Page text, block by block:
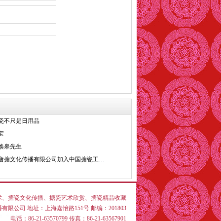
不只是日用品
皋先生
文化传播有限公司加入中国搪瓷工业协会
、 搪瓷文化传播、 搪瓷艺术欣赏、 搪瓷精品收藏
限公司 地址：上海嘉怡路151号 邮编：201803
电话：86-21-63570799 传真：86-21-63567901